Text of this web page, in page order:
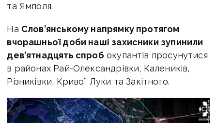
та Ямполя.
На Слов’янському напрямку протягом
вчорашньої доби наші захисники зупинили
дев’ятнадцять спроб окупантів просунутися
в районах Рай-Олександрівки, Калеників,
Різниківки, Кривої Луки та Закітного.